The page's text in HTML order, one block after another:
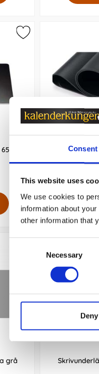
Consent
This website uses
We use cookies to
information about
other information that
Necessary
Deny
KOZO
grå